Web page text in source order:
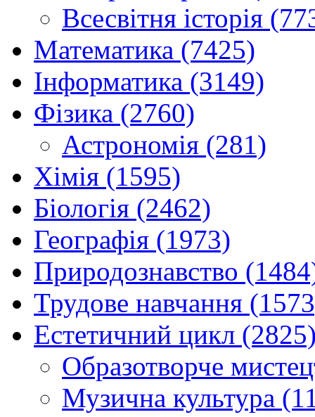
Всесвітня історія
Математика (7425)
Інформатика (3149)
Фізика (2760)
Астрономія (281)
Хімія (1595)
Біологія (2462)
Географія (1973)
Природознавство
Трудове навчання
Естетичний цикл
Образотворче
Музична культура